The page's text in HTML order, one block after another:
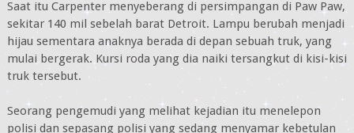
Saat itu Carpenter menyeberang di persimpangan di Paw Paw,
sekitar 140 mil sebelah barat Detroit. Lampu berubah menjadi
hijau sementara anaknya berada di depan sebuah truk, yang
mulai bergerak. Kursi roda yang dia naiki tersangkut di kisi-kisi
truk tersebut.
Seorang pengemudi yang melihat kejadian itu menelepon
polisi dan sepasang polisi yang sedang menyamar kebetulan